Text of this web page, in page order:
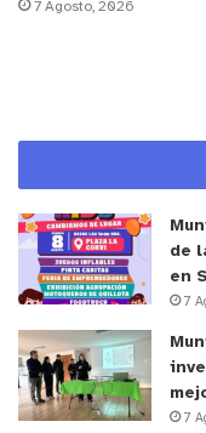
2 en los penales,
7 Agosto, 2026
de
en
7
7